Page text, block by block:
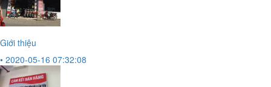
Giới thiệu
• 2020-05-16 07:32:08